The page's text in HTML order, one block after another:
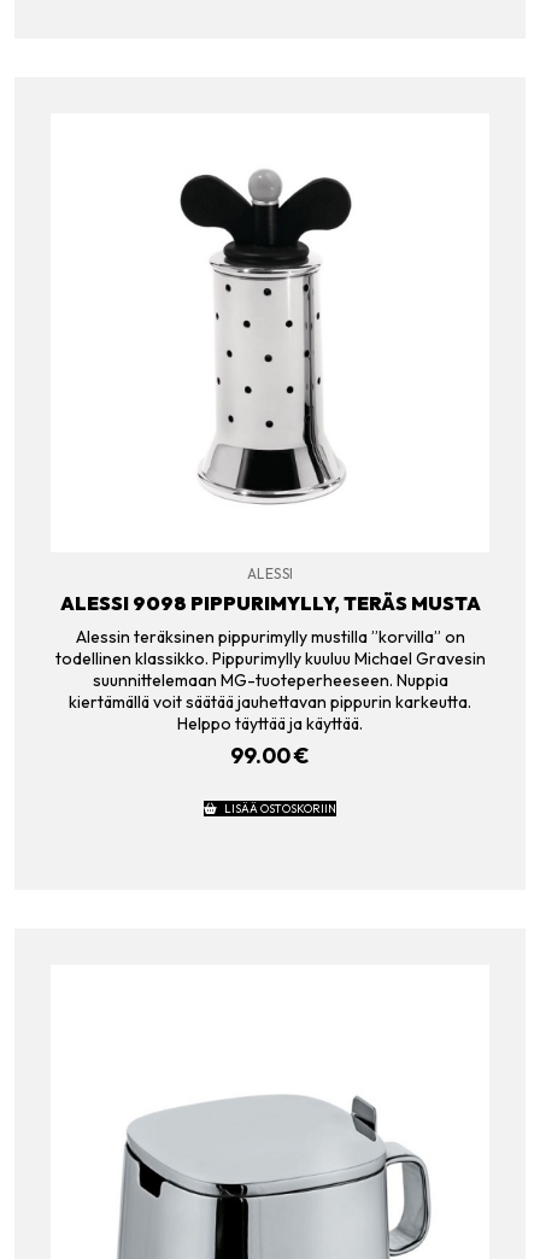
ALESSI
ALESSI 9098 PIPPURIMYLLY, TERÄS MUSTA
Alessin teräksinen pippurimylly mustilla ”korvilla” on
todellinen klassikko. Pippurimylly kuuluu Michael Gravesin
suunnittelemaan MG-tuoteperheeseen. Nuppia
kiertämällä voit säätää jauhettavan pippurin karkeutta.
Helppo täyttää ja käyttää.
99.00€
LISÄÄ OSTOSKORIIN